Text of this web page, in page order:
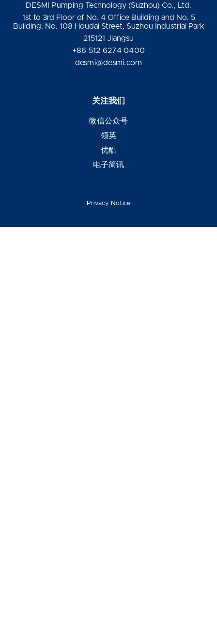
DESMI Pumping Technology (Suzhou) Co., Ltd.
1st to 3rd Floor of No. 4 Office Building and No. 5
Building, No. 108 Houdai Street, Suzhou Industrial Park
215121 Jiangsu
+86 512 6274 0400
desmi@desmi.com
关注我们
微信公众号
领英
优酷
电子简讯
Privacy Notice